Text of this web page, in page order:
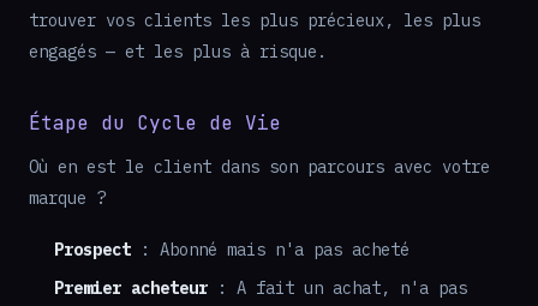
trouver vos clients les plus précieux, les plus
engagés — et les plus à risque.
Étape du Cycle de Vie
Où en est le client dans son parcours avec votre
marque ?
Prospect : Abonné mais n'a pas acheté
Premier acheteur : A fait un achat, n'a pas